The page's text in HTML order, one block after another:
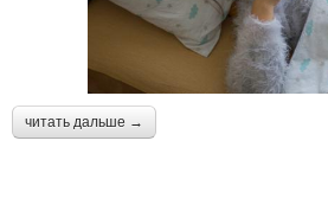
читать дальше →